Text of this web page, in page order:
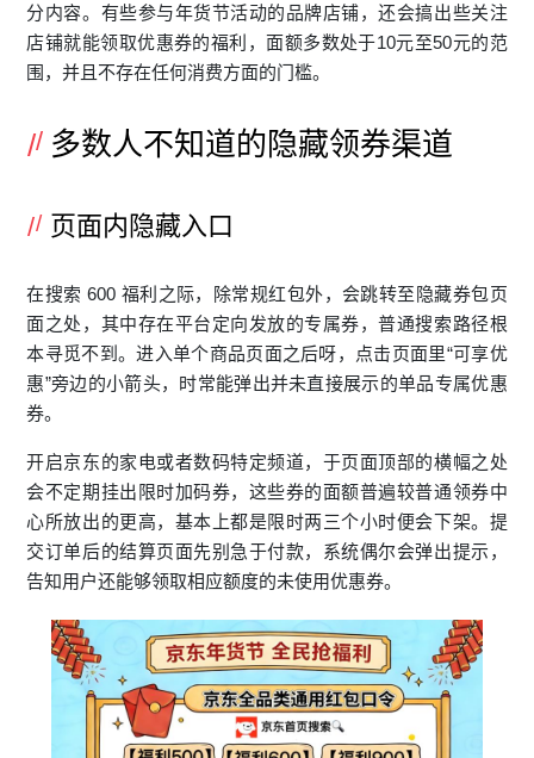
分内容。有些参与年货节活动的品牌店铺，还会搞出些关注
店铺就能领取优惠券的福利，面额多数处于10元至50元的范
围，并且不存在任何消费方面的门槛。
多数人不知道的隐藏领券渠道
页面内隐藏入口
在搜索 600 福利之际，除常规红包外，会跳转至隐藏券包页
面之处，其中存在平台定向发放的专属券，普通搜索路径根
本寻觅不到。进入单个商品页面之后呀，点击页面里“可享优
惠”旁边的小箭头，时常能弹出并未直接展示的单品专属优惠
券。
开启京东的家电或者数码特定频道，于页面顶部的横幅之处
会不定期挂出限时加码券，这些券的面额普遍较普通领券中
心所放出的更高，基本上都是限时两三个小时便会下架。提
交订单后的结算页面先别急于付款，系统偶尔会弹出提示，
告知用户还能够领取相应额度的未使用优惠券。